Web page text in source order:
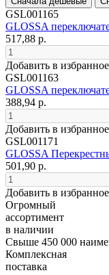
GSL001165
GLOSSA
517,88 р.
Добавить в избранное
GSL001163
GLOSSA
388,94 р.
Добавить в избранное
GSL001171
GLOSSA
501,90 р.
Добавить в избранное
Огромный
ассортимент
в наличии
Свыше 450 000
Комплексная
поставка